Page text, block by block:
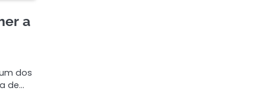
a
dos
de…